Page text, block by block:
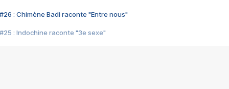
#26 : Chimène Badi raconte "Entre nous"
#25 : Indochine raconte "3e sexe"